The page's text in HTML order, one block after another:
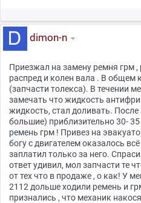
dimon-n
Приезжал на замену ремня грм
распред и колен вала . В общем
(запчасти толекса). В течении
замечать что жидкость
жидкость, стал доливать.
большие) приблизительно 30-
ремень грм ! Привез на
богу с двигателем оказалось
заплатил только за него.
ответ удивил, мол запчасти те
от тех что в продаже , о как! У
2112 дольше ходили ремень и
признались , что механик